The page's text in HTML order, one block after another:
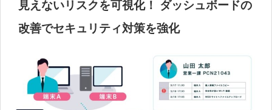
見えないリスクを可視化！ ダッシュボードの
改善でセキュリティ対策を強化